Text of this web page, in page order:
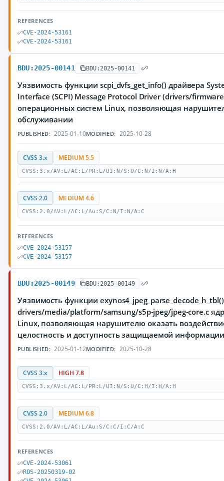
REFERENCES
CVE-2024-53161
CVE-2024-53161
BDU:2025-00141 BDU:2025-00141
Уязвимость функции scpi_dvfs_get_info() драйвера
Interface (SCPI) Message Protocol Driver (drivers/
операционных систем Linux, позволяющая
обслуживании
PUBLISHED: 2025-01-10MODIFIED: 2025-10-28
CVSS 3.x MEDIUM 5.5
CVSS:3.x/AV:L/AC:L/PR:L/UI:N/S:U/C:N/I:N/A:H
CVSS 2.0 MEDIUM 4.6
CVSS:2.0/AV:L/AC:L/Au:S/C:N/I:N/A:C
REFERENCES
CVE-2024-53157
CVE-2024-53157
BDU:2025-00149 BDU:2025-00149
Уязвимость функции
drivers/media/platform/samsung/s5p-jpeg/jpeg-core.c
Linux, позволяющая нарушителю оказать
целостность и доступность защищаемой
PUBLISHED: 2025-01-12MODIFIED: 2025-10-28
CVSS 3.x HIGH 7.8
CVSS:3.x/AV:L/AC:L/PR:L/UI:N/S:U/C:H/I:H/A:H
CVSS 2.0 MEDIUM 6.8
CVSS:2.0/AV:L/AC:L/Au:S/C:C/I:C/A:C
REFERENCES
CVE-2024-53061
ROS-20250319-02